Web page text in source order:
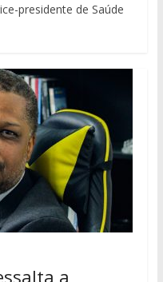
presidente de Saúde
a